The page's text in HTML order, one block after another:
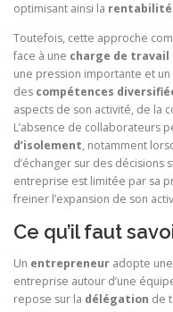
optimisant ainsi la rentabilité
Toutefois, cette approche
face à une charge de travail
une pression importante et
des compétences
aspects de son activité, de la
L’absence de collaborateurs
d’isolement, notamment
d’échanger sur des décisions
entreprise est limitée par sa
freiner l’expansion de son
Ce qu’il faut
Un entrepreneur adopte
entreprise autour d’une
repose sur la délégation de